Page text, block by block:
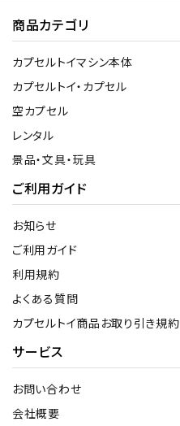
商品カテゴリ
カプセルトイマシン本体
カプセルトイ・カプセル
空カプセル
レンタル
景品・文具・玩具
ご利用ガイド
お知らせ
ご利用ガイド
利用規約
よくある質問
カプセルトイ商品お取り引き規約
サービス
お問い合わせ
会社概要